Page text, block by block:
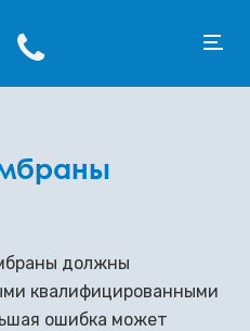
должны
квалифицированными
ошибка может